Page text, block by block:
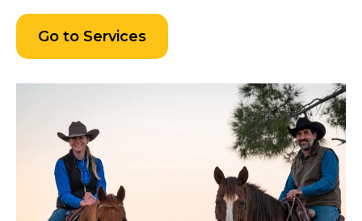
Go to Services